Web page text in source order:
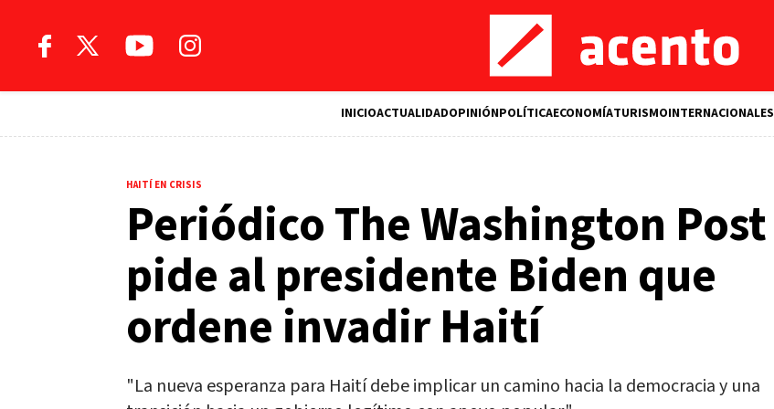
INICIOACTUALIDADOPINIÓNPOLÍTICAECONOMÍATURISMOINTERNACIONALES
HAITÍ EN CRISIS
Periódico The Washington Post
pide al presidente Biden que
ordene invadir Haití
"La nueva esperanza para Haití debe implicar un camino hacia la democracia y una